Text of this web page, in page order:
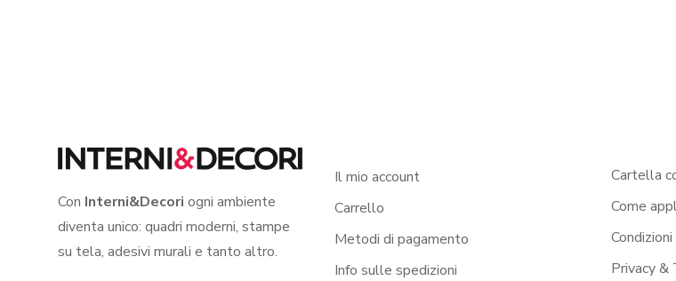
Con Interni&Decori ogni ambiente
diventa unico: quadri moderni, stampe
su tela, adesivi murali e tanto altro.
Il mio account
Carrello
Metodi di pagamento
Info sulle spedizioni
Cartella
Come
Privacy